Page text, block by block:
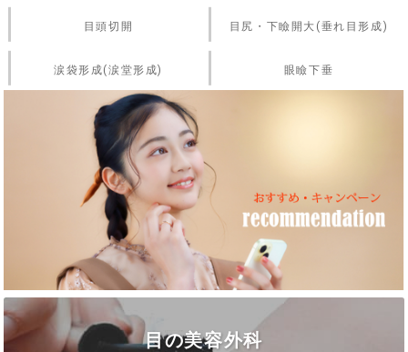
目頭切開 目尻・下瞼開大(垂れ目形成)
涙袋形成(涙堂形成) 眼瞼下垂
目の美容外科